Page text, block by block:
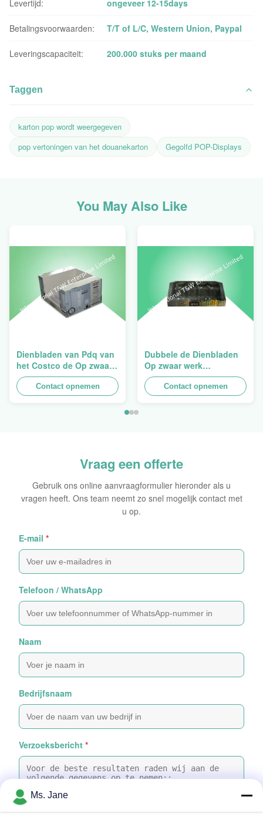
Levertijd: ongeveer 12-15days
Betalingsvoorwaarden: T/T of L/C, Western Union, Paypal
Leveringscapaciteit: 200.000 stuks per maand
Taggen
karton pop wordt weergegeven
pop vertoningen van het douanekarton
Gegolfd POP-Displays
You May Also Like
Dienbladen van Pdq van
het Costco de Op zwaar
werk berekende
Stapelbare Ontwerp aan
het Verkopen van
Contact opnemen
Dubbele de Dienbladen
Op zwaar werk
berekende
Opeenstapeling van het
Muurkarton PDQ voor het
Contact opnemen
Vraag een offerte
Gebruik ons online aanvraagformulier hieronder als u
vragen heeft. Ons team neemt zo snel mogelijk contact met
u op.
E-mail *
Telefoon / WhatsApp
Naam
Bedrijfsnaam
Verzoeksbericht *
Ms. Jane